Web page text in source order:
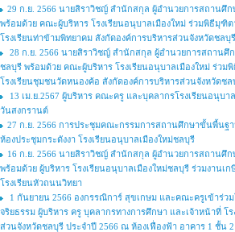
29 ก.ย. 2566 นายสิราวิชญ์ สำนักสกุล ผู้อำนวยการสถานศึก
พร้อมด้วย คณะผู้บริหาร โรงเรียนอนุบาลเมืองใหม่ ร่วมพิธีมุฑิ
โรงเรียนท่าข้ามพิทยาคม สังกัดองค์การบริหารส่วนจังหวัดชลบุรี
28 ก.ย. 2566 นายสิราวิชญ์ สำนักสกุล ผู้อำนวยการสถานศึก
ชลบุรี พร้อมด้วย คณะผู้บริหาร โรงเรียนอนุบาลเมืองใหม่ ร่วม
โรงเรียนชุมชนวัดหนองค้อ สังกัดองค์การบริหารส่วนจังหวัดชล
13 เม.ย.2567 ผู้บริหาร คณะครู และบุคลากรโรงเรียนอนุบ
วันสงกรานต์
27 ก.ย. 2566 การประชุมคณะกรรมการสถานศึกษาขั้นพื้นฐ
ห้องประชุมกระดังงา โรงเรียนอนุบาลเมืองใหม่ชลบุรี
16 ก.ย. 2566 นายสิราวิชญ์ สำนักสกุล ผู้อำนวยการสถานศึก
พร้อมด้วย ผู้บริหาร โรงเรียนอนุบาลเมืองใหม่ชลบุรี ร่วมงานเ
โรงเรียนหัวถนนวิทยา
1 กันยายน 2566 องกรรณิการ์ สุขเกษม และคณะครูเข้าร่ว
จริยธรรม ผู้บริหาร ครู บุคลากรทางการศึกษา และเจ้าหน้าที่ โ
ส่วนจังหวัดชลบุรี ประจำปี 2566 ณ ห้องเฟื่องฟ้า อาคาร 1 ชั้น